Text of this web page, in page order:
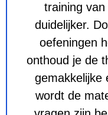
training van
duidelijker.
oefeningen
onthoud je de
gemakkelijke
wordt de